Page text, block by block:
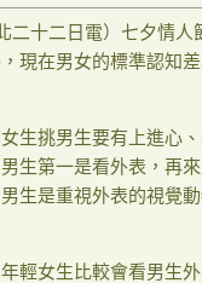
二十二日電）七夕情人
現在男女的標準認知
生挑男生要有上進心
生第一是看外表，再
生是重視外表的視覺
輕女生比較會看男生